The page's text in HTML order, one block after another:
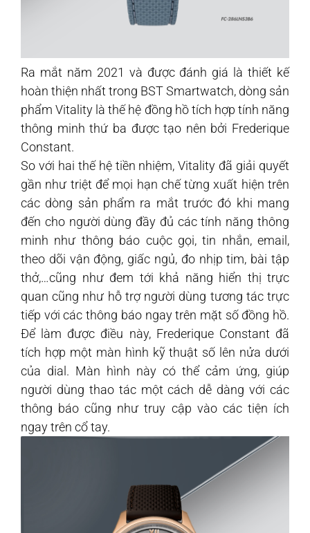
Ra mắt năm 2021 và được đánh giá là thiết kế
hoàn thiện nhất trong BST Smartwatch, dòng sản
phẩm Vitality là thế hệ đồng hồ tích hợp tính năng
thông minh thứ ba được tạo nên bởi Frederique
Constant.
So với hai thế hệ tiền nhiệm, Vitality đã giải quyết
gần như triệt để mọi hạn chế từng xuất hiện trên
các dòng sản phẩm ra mắt trước đó khi mang
đến cho người dùng đầy đủ các tính năng thông
minh như thông báo cuộc gọi, tin nhắn, email,
theo dõi vận động, giấc ngủ, đo nhịp tim, bài tập
thở,…cũng như đem tới khả năng hiển thị trực
quan cũng như hỗ trợ người dùng tương tác trực
tiếp với các thông báo ngay trên mặt số đồng hồ.
Để làm được điều này, Frederique Constant đã
tích hợp một màn hình kỹ thuật số lên nửa dưới
của dial. Màn hình này có thể cảm ứng, giúp
người dùng thao tác một cách dễ dàng với các
thông báo cũng như truy cập vào các tiện ích
ngay trên cổ tay.